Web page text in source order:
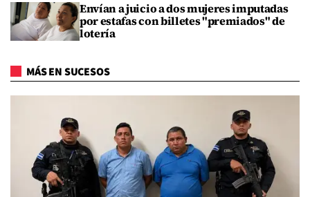
Envían a juicio a dos mujeres imputadas
por estafas con billetes "premiados" de
lotería
MÁS EN SUCESOS